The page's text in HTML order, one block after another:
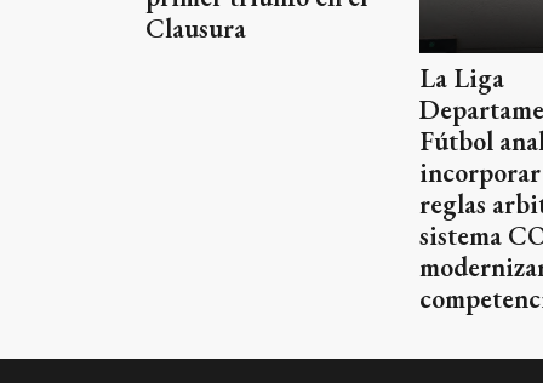
Clausura
La Liga
Fútbol
incorporar
reglas
sistema